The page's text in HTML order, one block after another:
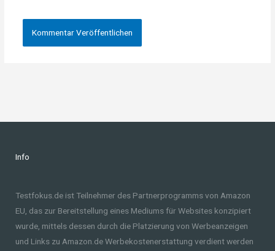
Info
Testfokus.de ist Teilnehmer des Partnerprogramms von Amazon
EU, das zur Bereitstellung eines Mediums für Websites konzipiert
wurde, mittels dessen durch die Platzierung von Werbeanzeigen
und Links zu Amazon.de Werbekostenerstattung verdient werden